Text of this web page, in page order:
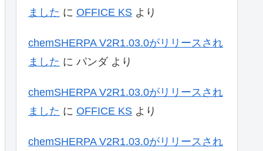
ました に OFFICE KS より
chemSHERPA V2R1.03.0がリリースされ
ました に パンダ より
chemSHERPA V2R1.03.0がリリースされ
ました に OFFICE KS より
chemSHERPA V2R1.03.0がリリースされ